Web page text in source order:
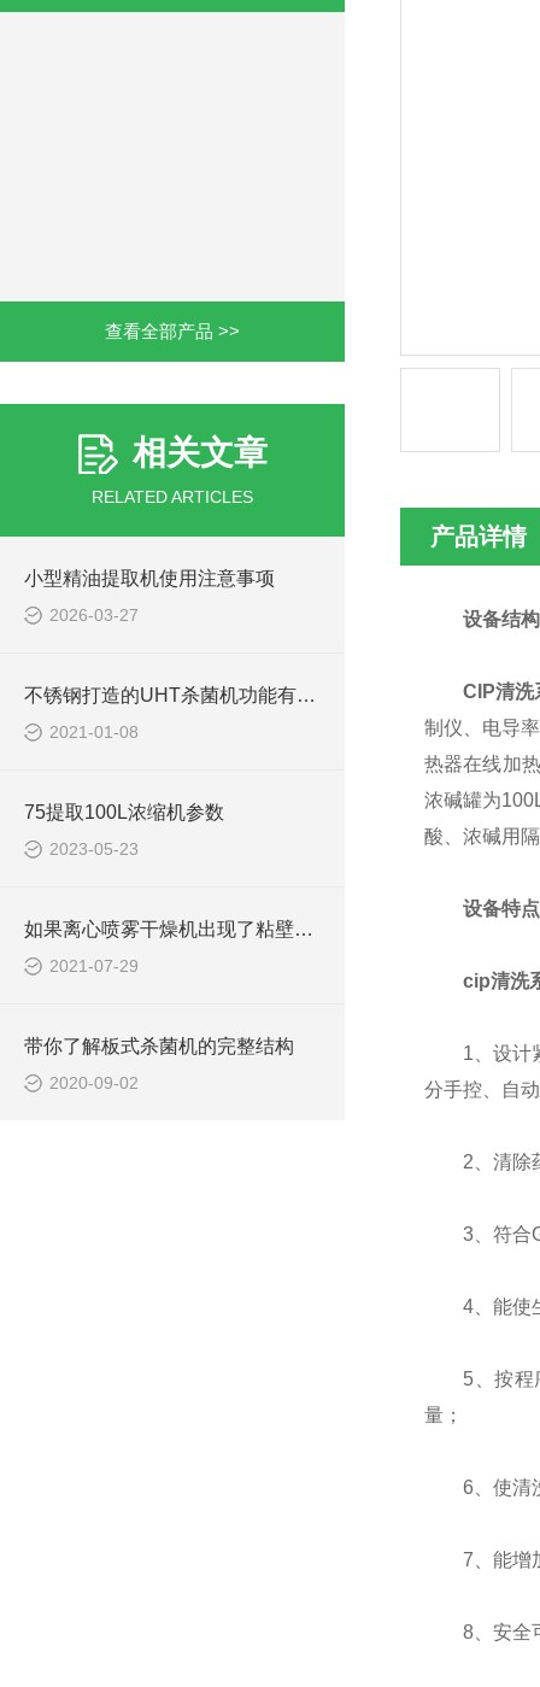
查看全部产品 >>
相关文章
RELATED ARTICLES
小型精油提取机使用注意事项
2026-03-27
不锈钢打造的UHT杀菌机功能有多么*，看完你就明白了！
2021-01-08
75提取100L浓缩机参数
2023-05-23
如果离心喷雾干燥机出现了粘壁现象这样解决就好了
2021-07-29
带你了解板式杀菌机的完整结构
2020-09-02
产品详情
设备结构
CIP清洗
制仪、电导
热器在线加
浓碱罐为
酸、浓碱用
设备特点
cip清洗
1、设计紧
分手控、自
2、清除药
3、符合
4、能使生
5、按程序
量；
6、使清洗
7、能增加
8、安全可